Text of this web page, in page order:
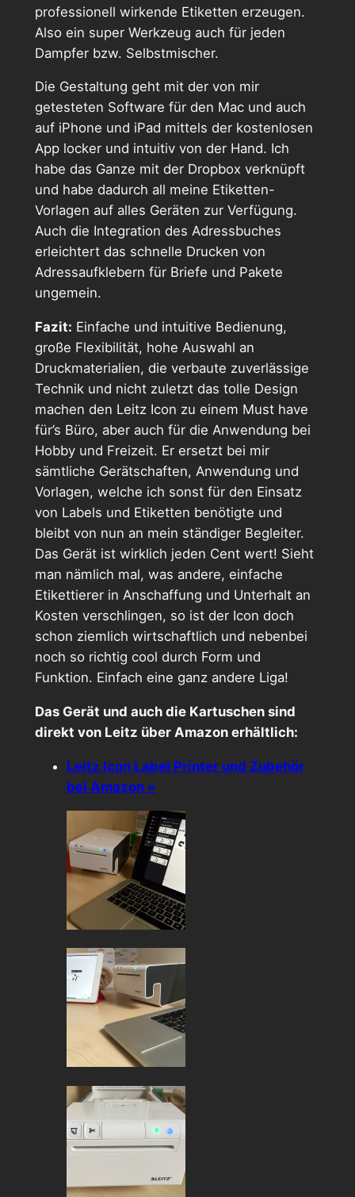
professionell wirkende Etiketten erzeugen.
Also ein super Werkzeug auch für jeden
Dampfer bzw. Selbstmischer.
Die Gestaltung geht mit der von mir
getesteten Software für den Mac und auch
auf iPhone und iPad mittels der kostenlosen
App locker und intuitiv von der Hand. Ich
habe das Ganze mit der Dropbox verknüpft
und habe dadurch all meine Etiketten-
Vorlagen auf alles Geräten zur Verfügung.
Auch die Integration des Adressbuches
erleichtert das schnelle Drucken von
Adressaufklebern für Briefe und Pakete
ungemein.
Fazit: Einfache und intuitive Bedienung,
große Flexibilität, hohe Auswahl an
Druckmaterialien, die verbaute zuverlässige
Technik und nicht zuletzt das tolle Design
machen den Leitz Icon zu einem Must have
für’s Büro, aber auch für die Anwendung bei
Hobby und Freizeit. Er ersetzt bei mir
sämtliche Gerätschaften, Anwendung und
Vorlagen, welche ich sonst für den Einsatz
von Labels und Etiketten benötigte und
bleibt von nun an mein ständiger Begleiter.
Das Gerät ist wirklich jeden Cent wert! Sieht
man nämlich mal, was andere, einfache
Etikettierer in Anschaffung und Unterhalt an
Kosten verschlingen, so ist der Icon doch
schon ziemlich wirtschaftlich und nebenbei
noch so richtig cool durch Form und
Funktion. Einfach eine ganz andere Liga!
Das Gerät und auch die Kartuschen sind
direkt von Leitz über Amazon erhältlich:
Leitz Icon Label Printer und Zubehör
bei Amazon »